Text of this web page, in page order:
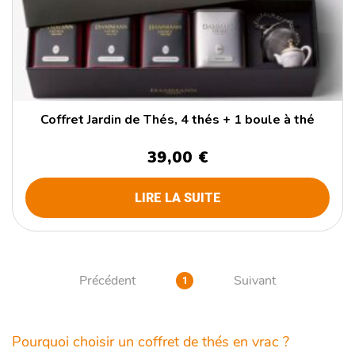
Coffret Jardin de Thés, 4 thés + 1 boule à thé
39,00 €
LIRE LA SUITE
Précédent 1 Suivant
Pourquoi choisir un coffret de thés en vrac ?